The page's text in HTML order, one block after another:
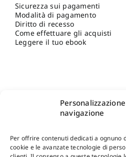
navigazione
Per offrire contenuti dedicati a ognuno
cookie e le avanzate tecnologie di
Sicurezza sui pagamenti
Modalità di pagamento
Diritto di recesso
Come effettuare gli acquisti
Leggere il tuo ebook